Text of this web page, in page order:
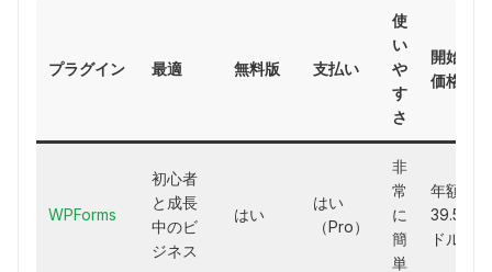
プラグイン 最適 無料版 支払い
使
い
や
す
さ
開始
価格
WPForms
初心者
と成長
中のビ
ジネス
はい
はい
（Pro）
非
常
に
簡
単
年額
39.50
ドル